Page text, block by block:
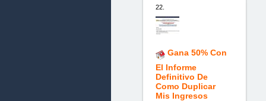
22.
Gana 50% Con
El Informe
Definitivo De
Como Duplicar
Mis Ingresos